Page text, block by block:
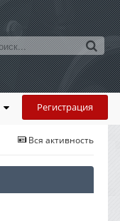
Регистрация
Вся активность